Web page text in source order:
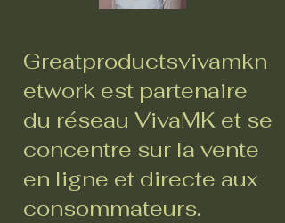
Greatproductsvivamkn
etwork est partenaire
du réseau VivaMK et se
concentre sur la vente
en ligne et directe aux
consommateurs.